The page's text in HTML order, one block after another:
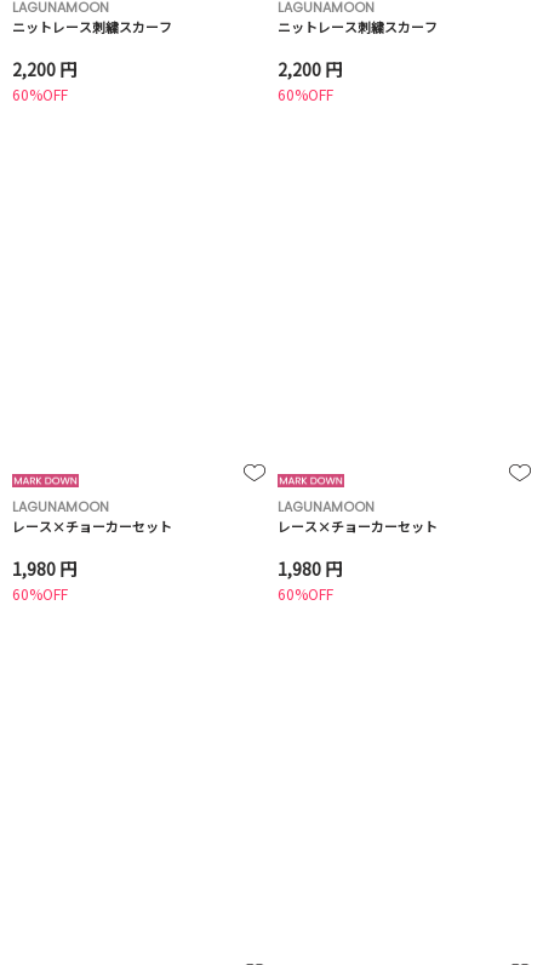
LAGUNAMOON
ニットレース刺繍スカーフ
2,200 円
60%OFF
LAGUNAMOON
ニットレース刺繍スカーフ
2,200 円
60%OFF
LAGUNAMOON
レース×チョーカーセット
1,980 円
60%OFF
LAGUNAMOON
レース×チョーカーセット
1,980 円
60%OFF